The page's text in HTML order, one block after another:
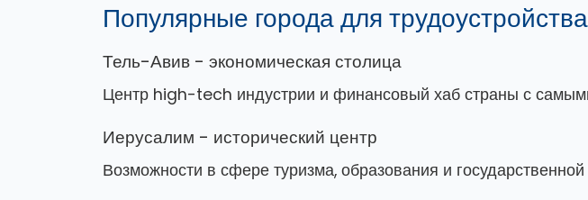
Популярные города для трудоустройства
Тель-Авив - экономическая столица
Центр high-tech индустрии и финансовый хаб страны с
Иерусалим - исторический центр
Возможности в сфере туризма, образования и